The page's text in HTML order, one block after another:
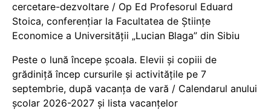
cercetare-dezvoltare / Op Ed Profesorul Eduard
Stoica, conferențiar la Facultatea de Științe
Economice a Universității „Lucian Blaga” din Sibiu
Peste o lună începe școala. Elevii și copiii de
grădiniță încep cursurile și activitățile pe 7
septembrie, după vacanța de vară / Calendarul anului
școlar 2026-2027 și lista vacanțelor